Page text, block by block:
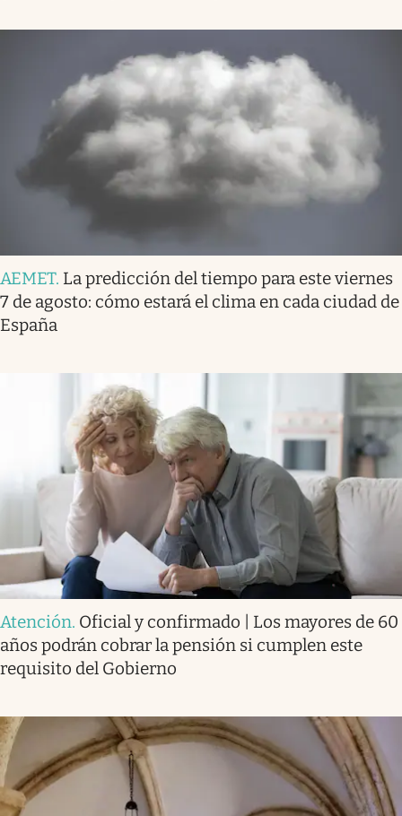
AEMET. La predicción del tiempo para este viernes
7 de agosto: cómo estará el clima en cada ciudad de
España
Atención. Oficial y confirmado | Los mayores de 60
años podrán cobrar la pensión si cumplen este
requisito del Gobierno